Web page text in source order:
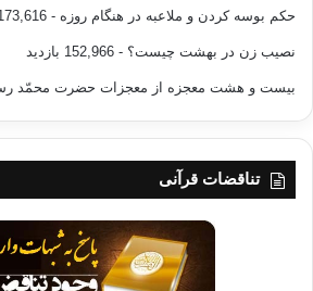
حکم بوسه کردن و ملاعبه در هنگام روزه - 173,616 بازدید
نصیب زن در بهشت چیست؟ - 152,966 بازدید
بیست و هشت معجزه از معجزات حضرت محمّد
تناقضات قرآنی